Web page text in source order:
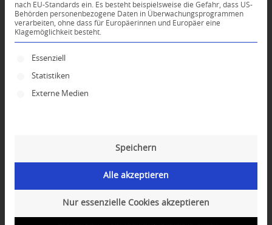
Name*
E-Mail-Adresse*
nach EU-Standards ein. Es besteht beispielsweise die Gefahr, dass US-
Behörden personenbezogene Daten in Überwachungsprogrammen
verarbeiten, ohne dass für Europäerinnen und Europäer eine
Klagemöglichkeit besteht.
Es folgt eine Liste der Service-Gruppen, für die
Essenziell
Statistiken
Externe Medien
Speichern
Alle akzeptieren
Nur essenzielle Cookies akzeptieren